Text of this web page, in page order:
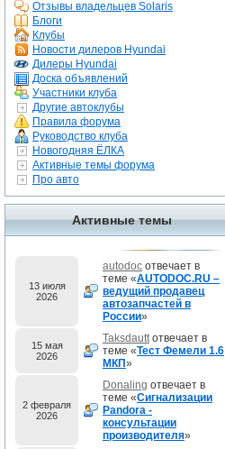
Отзывы владельцев Solaris
Блоги
Клубы
Новости дилеров Hyundai
Дилеры Hyundai
Доска объявлений
Участники клуба
Другие автоклубы
Правила форума
Руководство клуба
Новогодняя ЁЛКА
Активные темы форума
Про авто
Активные темы
13 июля
2026
autodoc отвечает в
теме «AUTODOC.RU –
ведущий продавец
автозапчастей в
России»
15 мая
2026
Taksdauttотвечает в
теме «Тест Фемели 1.6
МКП»
2 февраля
2026
Donaling отвечает в
теме «Сигнализации
Pandora -
консультации
производителя»